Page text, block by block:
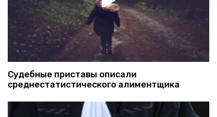
Судебные приставы описали
среднестатистического алиментщика